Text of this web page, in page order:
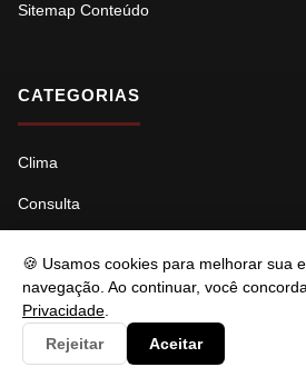
🍪 Usamos cookies para melhorar sua
navegação. Ao continuar, você
Privacidade
Rejeitar
Aceitar
Sitemap Conteúdo
CATEGORIAS
Clima
Consulta
Documento
Economia
Educação